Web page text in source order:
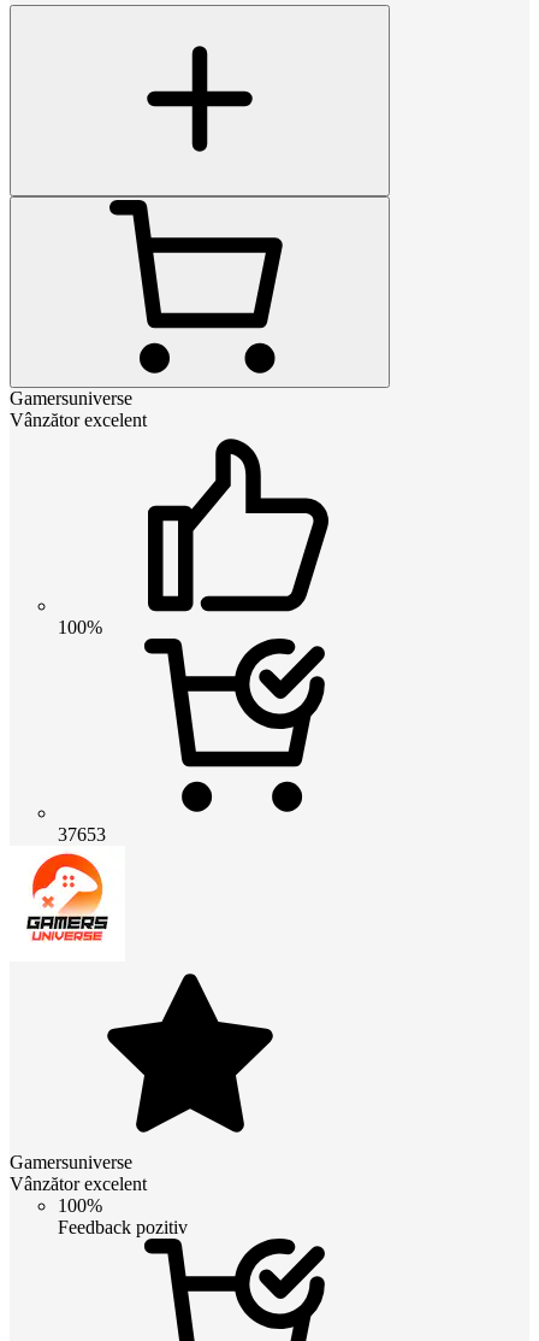
Gamersuniverse
Vânzător excelent
100%
37653
Gamersuniverse
Vânzător excelent
100%
Feedback pozitiv